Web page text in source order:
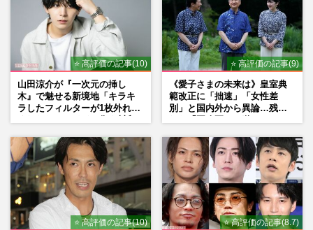
⭐ 高評価の記事(10)
山田涼介が『一次元の挿し
木』で魅せる新境地「キラキ
ラしたフィルターが1枚外れて
⭐ 高評価の記事(9)
《愛子さまの未来は》皇室典
範改正に「拙速」「女性差
別」と国内外から異論…残さ
⭐ 高評価の記事(10) ⭐ 高評価の記事(8.7)